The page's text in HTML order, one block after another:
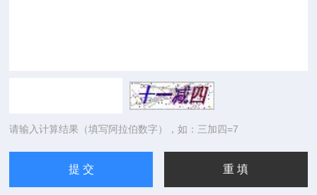
请输入计算结果（填写阿拉伯数字），如：三加四=7